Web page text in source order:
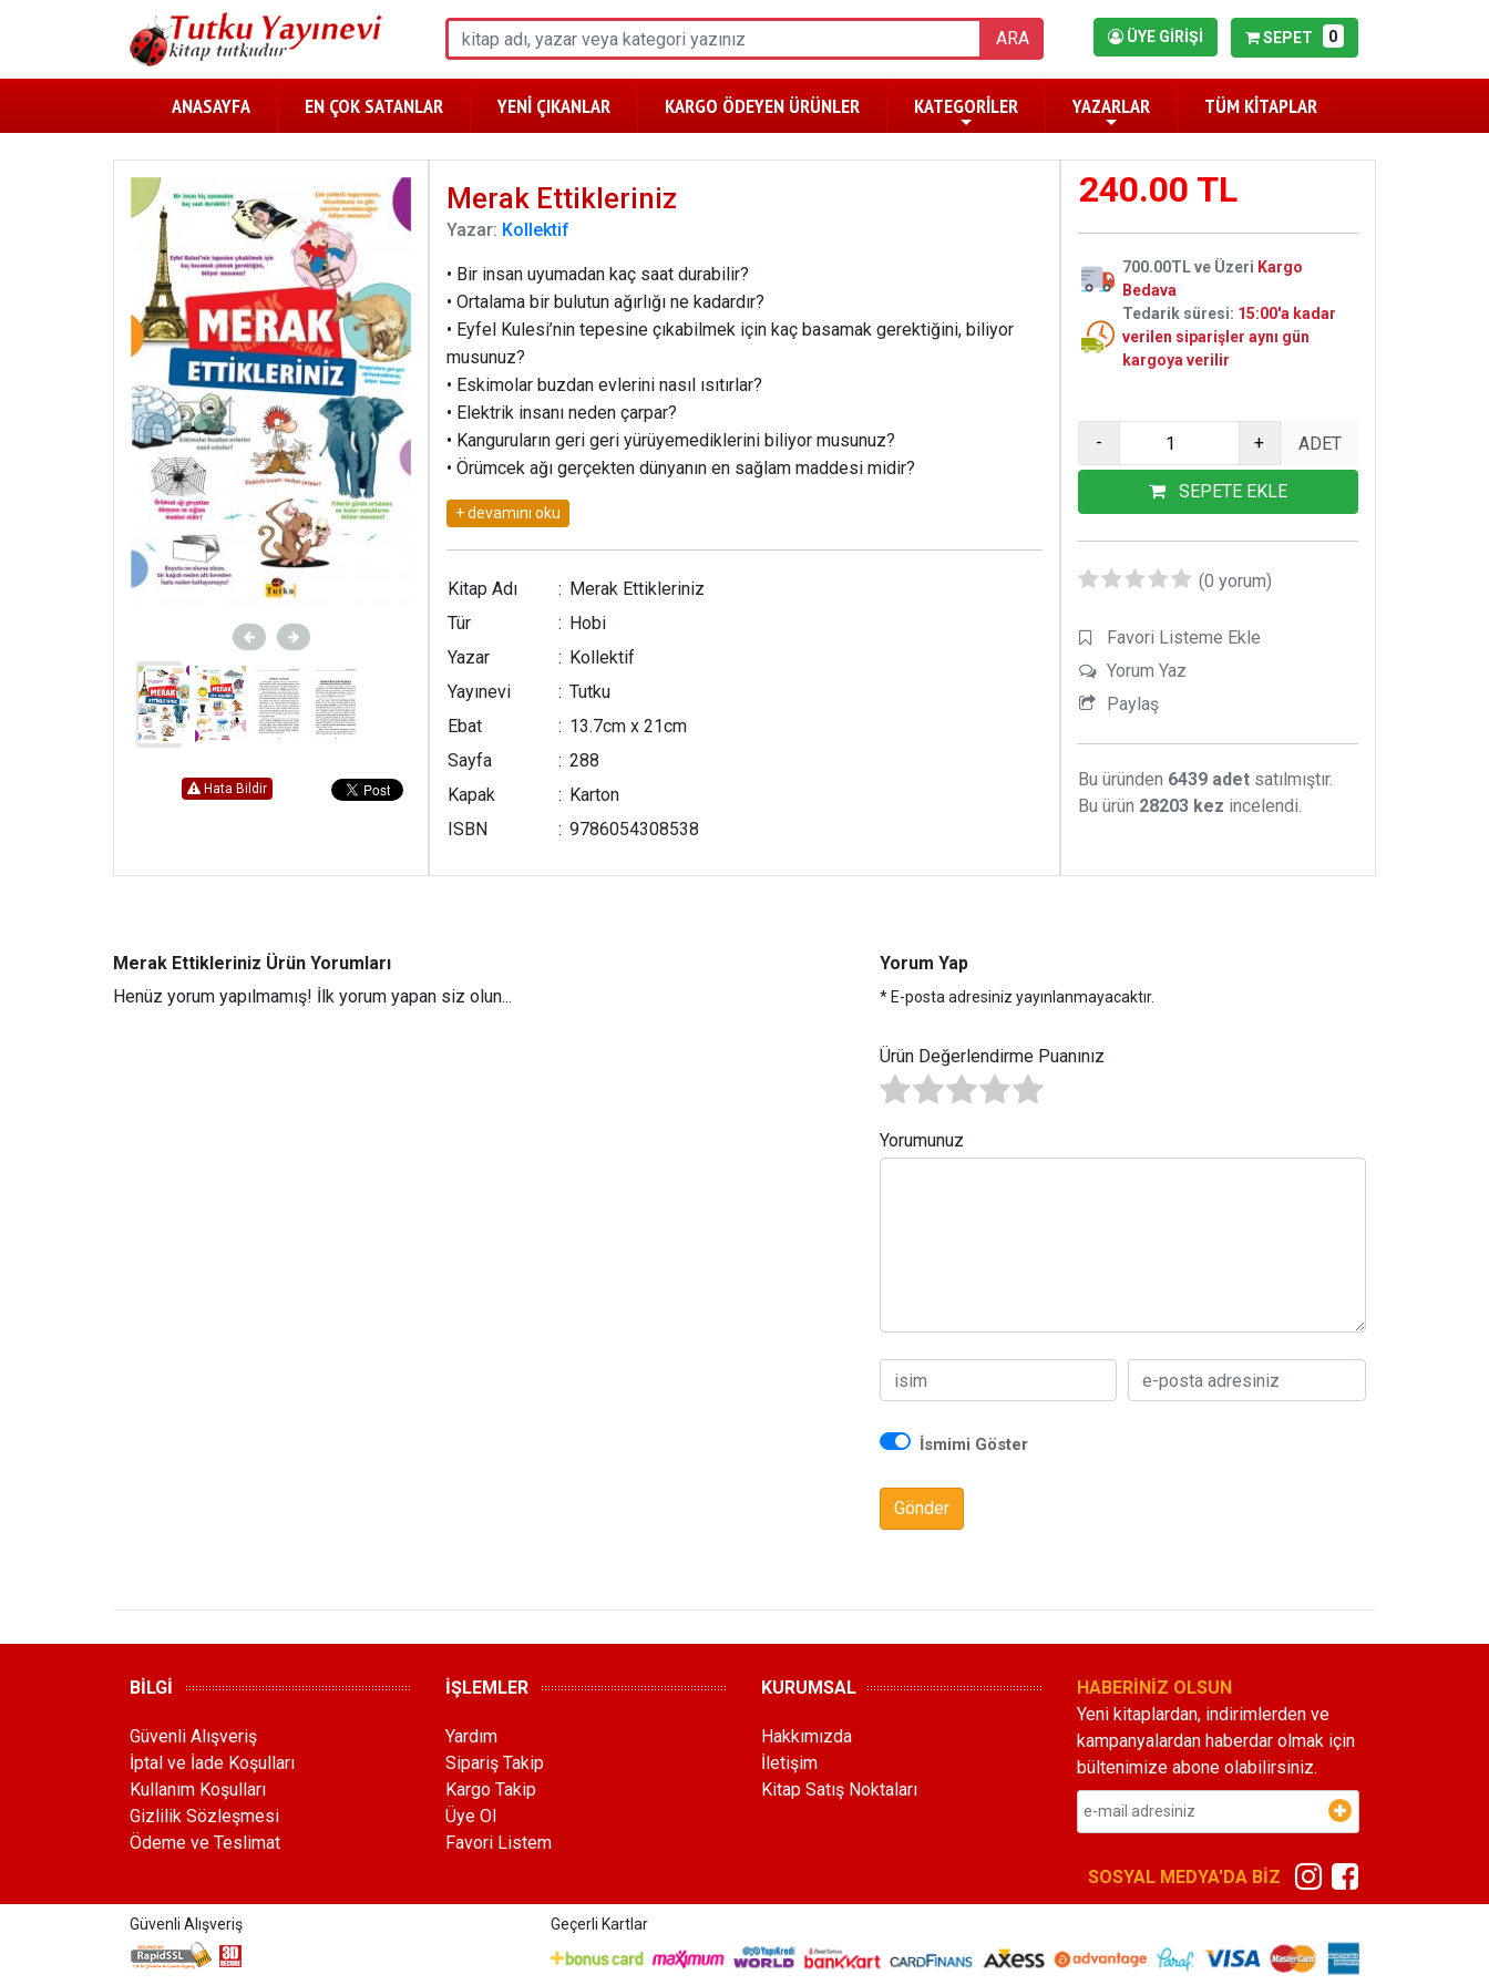
ARA ÜYE GİRİŞİ SEPET 0
ANASAYFA EN ÇOK SATANLAR YENİ ÇIKANLAR KARGO ÖDEYEN ÜRÜNLER KATEGORİLER YAZARLAR TÜM KİTAPLAR
Hata Bildir
Merak Ettikleriniz
Yazar: Kollektif
• Bir insan uyumadan kaç saat durabilir?
• Ortalama bir bulutun ağırlığı ne kadardır?
• Eyfel Kulesi’nin tepesine çıkabilmek için kaç basamak gerektiğini, biliyor
musunuz?
• Eskimolar buzdan evlerini nasıl ısıtırlar?
• Elektrik insanı neden çarpar?
• Kanguruların geri geri yürüyemediklerini biliyor musunuz?
• Örümcek ağı gerçekten dünyanın en sağlam maddesi midir?
• Hangi balık elektrik üretir biliyor musunuz?
• Denizaltı nasıl batar biliyor musunuz?
• Olimpiyatlarda 100 metre yarışını hangi hayvan kazanır?
• Develerin hörgüçlerinde ne bulunur biliyor musunuz?
Kitap Adı : Merak Ettikleriniz
Tür
: Hobi
Yazar
: Kollektif
Yayınevi
: Tutku
Ebat
: 13.7cm x 21cm
Sayfa
: 288
Kapak
: Karton
ISBN
: 9786054308538
240.00 TL
700.00TL ve Üzeri Kargo
Bedava
Tedarik süresi: 15:00'a kadar
verilen siparişler aynı gün
kargoya verilir
- +
SEPETE EKLE
(0 yorum)
Favori Listeme Ekle
Yorum Yaz
Paylaş
Bu üründen 6439 adet satılmıştır.
Bu ürün 28203 kez incelendi.
Merak Ettikleriniz Ürün Yorumları
Henüz yorum yapılmamış! İlk yorum yapan siz olun...
Yorum Yap
* E-posta adresiniz yayınlanmayacaktır.
Ürün Değerlendirme Puanınız
Yorumunuz
İsmimi Göster
Gönder
BİLGİ
Güvenli Alışveriş
İptal ve İade Koşulları
Kullanım Koşulları
Gizlilik Sözleşmesi
Ödeme ve Teslimat
İŞLEMLER
Yardım
Sipariş Takip
Kargo Takip
Üye Ol
Favori Listem
KURUMSAL
Hakkımızda
İletişim
Kitap Satış Noktaları
HABERİNİZ OLSUN
Yeni kitaplardan, indirimlerden ve
kampanyalardan haberdar olmak için
bültenimize abone olabilirsiniz.
SOSYAL MEDYA'DA BİZ
Güvenli Alışveriş Geçerli Kartlar